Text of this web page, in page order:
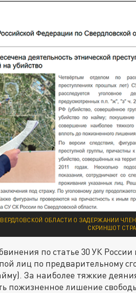
ОБЛАСТИ О ЗАДЕРЖАНИИ
СКРИНШОТ
по статье 30 УК России
лиц по предварительному
За наиболее тяжкие
пожизненное лишение